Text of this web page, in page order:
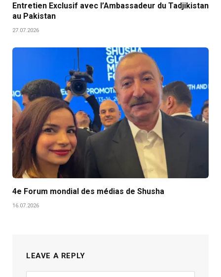
Entretien Exclusif avec l’Ambassadeur du Tadjikistan
au Pakistan
27.07.2026
4e Forum mondial des médias de Shusha
16.07.2026
LEAVE A REPLY